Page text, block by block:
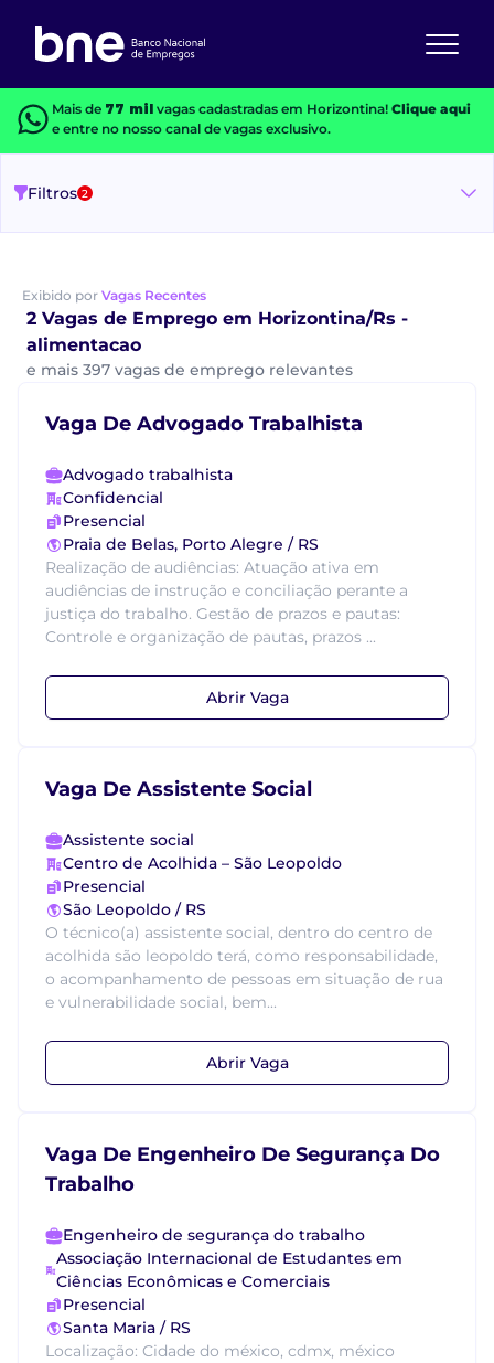
Mais de 77 milvagas cadastradas em Horizontina! Clique aqui
e entre no nosso canal de vagas exclusivo.
Filtros 2
Exibido por Vagas Recentes
2 Vagas de Emprego em Horizontina/Rs -
alimentacao
e mais 397 vagas de emprego relevantes
Vaga De Advogado Trabalhista
Advogado trabalhista
Confidencial
Presencial
Praia de Belas, Porto Alegre / RS
Realização de audiências: Atuação ativa em
audiências de instrução e conciliação perante a
justiça do trabalho. Gestão de prazos e pautas:
Controle e organização de pautas, prazos ...
Abrir Vaga
Vaga De Assistente Social
Assistente social
Centro de Acolhida – São Leopoldo
Presencial
São Leopoldo / RS
O técnico(a) assistente social, dentro do centro de
acolhida são leopoldo terá, como responsabilidade,
o acompanhamento de pessoas em situação de rua
e vulnerabilidade social, bem...
Abrir Vaga
Vaga De Engenheiro De Segurança Do
Trabalho
Engenheiro de segurança do trabalho
Associação Internacional de Estudantes em
Ciências Econômicas e Comerciais
Presencial
Santa Maria / RS
Localização: Cidade do méxico, cdmx, méxico